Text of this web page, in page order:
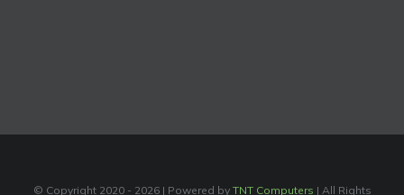
© Copyright 2020 - 2026 | Powered by TNT Computers | All Rights